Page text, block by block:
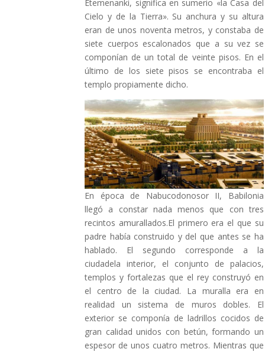
Etemenanki, significa en sumerio «la Casa del
Cielo y de la Tierra». Su anchura y su altura
eran de unos noventa metros, y constaba de
siete cuerpos escalonados que a su vez se
componían de un total de veinte pisos. En el
último de los siete pisos se encontraba el
templo propiamente dicho.
En época de Nabucodonosor II, Babilonia
llegó a constar nada menos que con tres
recintos amurallados.El primero era el que su
padre había construido y del que antes se ha
hablado. El segundo corresponde a la
ciudadela interior, el conjunto de palacios,
templos y fortalezas que el rey construyó en
el centro de la ciudad. La muralla era en
realidad un sistema de muros dobles. El
exterior se componía de ladrillos cocidos de
gran calidad unidos con betún, formando un
espesor de unos cuatro metros. Mientras que